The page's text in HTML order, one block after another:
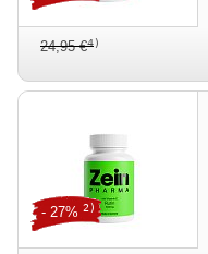
24,95 €4)
- 27%2)